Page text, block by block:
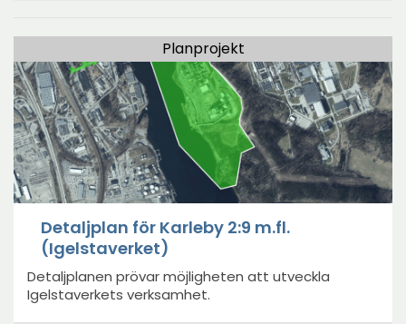
Planprojekt
Detaljplan för Karleby 2:9 m.fl.
(Igelstaverket)
Detaljplanen prövar möjligheten att utveckla
Igelstaverkets verksamhet.